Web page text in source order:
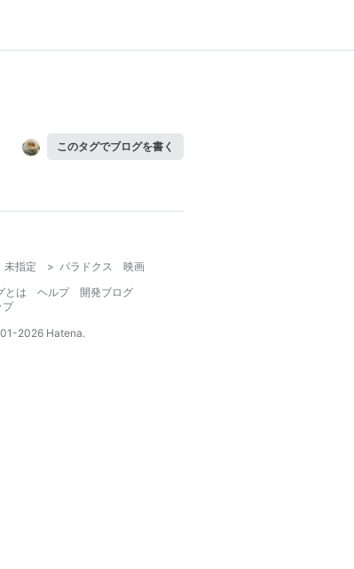
このタグでブログを書く
未指定 > パラドクス 映画
とは
ヘルプ
開発ブログ
プ
2026 Hatena.